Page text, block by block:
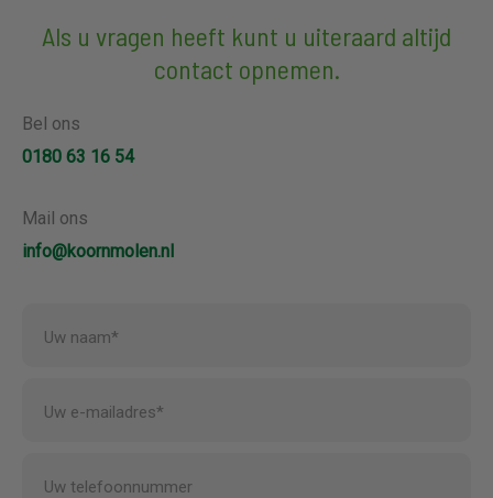
Als u vragen heeft kunt u uiteraard altijd
contact opnemen.
Bel ons
0180 63 16 54
Mail ons
info@koornmolen.nl
Uw naam*
Uw e-mailadres*
Uw telefoonnummer